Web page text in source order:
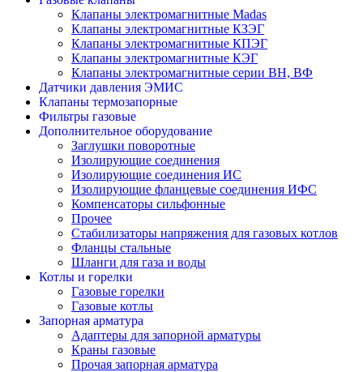
Клапаны электромагнитные Madas
Клапаны электромагнитные КЗЭГ
Клапаны электромагнитные КПЭГ
Клапаны электромагнитные КЭГ
Клапаны электромагнитные серии ВН, ВФ
Датчики давления ЭМИС
Клапаны термозапорные
Фильтры газовые
Дополнительное оборудование
Заглушки поворотные
Изолирующие соединения
Изолирующие соединения ИС
Изолирующие фланцевые соединения ИФС
Компенсаторы сильфонные
Прочее
Стабилизаторы напряжения для газовых котлов
Фланцы стальные
Шланги для газа и воды
Котлы и горелки
Газовые горелки
Газовые котлы
Запорная арматура
Адаптеры для запорной арматуры
Краны газовые
Прочая запорная арматура